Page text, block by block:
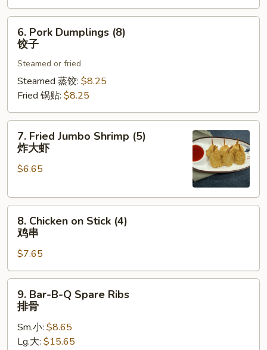
(8)
炸
Pork
Dumplings
(8)
6. Pork Dumplings (8)
饺子
Steamed or fried
Steamed 蒸饺: $8.25
Fried 锅贴: $8.25
Fried
Jumbo
Shrimp
炸
7. Fried Jumbo Shrimp (5)
炸大虾
$6.65
Chicken
on
Stick
(4)
鸡
8. Chicken on Stick (4)
鸡串
$7.65
Bar-
B-
Spare
9. Bar-B-Q Spare Ribs
排骨
Sm.小: $8.65
Lg.大: $15.65